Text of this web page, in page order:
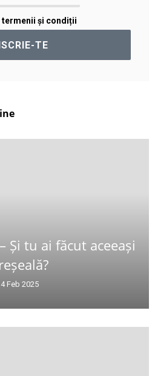
și condiții
Și tu ai făcut aceeași
4 Feb 2025